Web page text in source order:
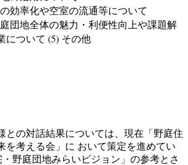
効率化や空室の流通等について
団地全体の魅力・利便性向上や課題解
について (5) その他
との対話結果については、現在「野庭住
を考える会」に おいて策定を進めてい
野庭団地みらいビジョン」の参考とさ